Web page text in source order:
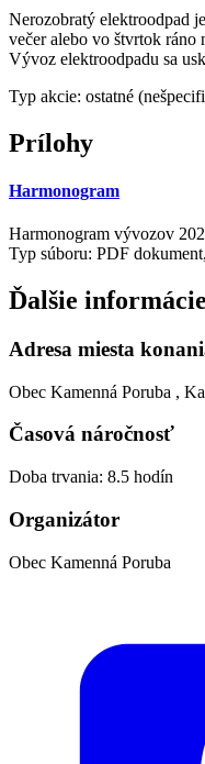
Nerozobratý elektroodpad
večer alebo vo štvrtok ráno
Vývoz elektroodpadu sa
Typ akcie: ostatné
Prílohy
Harmonogram
Harmonogram vývozov
Typ súboru: PDF
Ďalšie informácie
Adresa miesta
Obec Kamenná Poruba ,
Časová náročnosť
Doba trvania: 8.5 hodín
Organizátor
Obec Kamenná Poruba